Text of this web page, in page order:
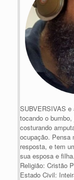
SUBVERSIVAS e
tocando o
costurando
ocupação. Pensa
resposta, e tem
sua esposa e filha.
Religião: Cristão
Estado Civil: